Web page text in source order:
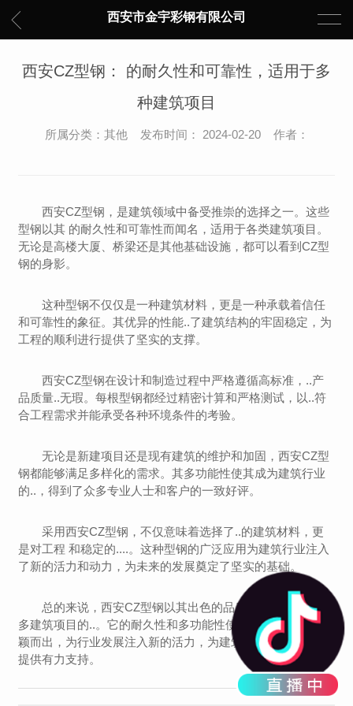
西安市金宇彩钢有限公司
西安CZ型钢： 的耐久性和可靠性，适用于多
种建筑项目
所属分类：其他 发布时间： 2024-02-20 作者：
西安CZ型钢，是建筑领域中备受推崇的选择之一。这些
型钢以其 的耐久性和可靠性而闻名，适用于各类建筑项目。
无论是高楼大厦、桥梁还是其他基础设施，都可以看到CZ型
钢的身影。
这种型钢不仅仅是一种建筑材料，更是一种承载着信任
和可靠性的象征。其优异的性能..了建筑结构的牢固稳定，为
工程的顺利进行提供了坚实的支撑。
西安CZ型钢在设计和制造过程中严格遵循高标准，..产
品质量..无瑕。每根型钢都经过精密计算和严格测试，以..符
合工程需求并能承受各种环境条件的考验。
无论是新建项目还是现有建筑的维护和加固，西安CZ型
钢都能够满足多样化的需求。其多功能性使其成为建筑行业
的..，得到了众多专业人士和客户的一致好评。
采用西安CZ型钢，不仅意味着选择了..的建筑材料，更
是对工程 和稳定的....。这种型钢的广泛应用为建筑行业注入
了新的活力和动力，为未来的发展奠定了坚实的基础。
总的来说，西安CZ型钢以其出色的品质和可靠性成为众
多建筑项目的..。它的耐久性和多功能性使其在建筑领域中脱
颖而出，为行业发展注入新的活力，为建筑工程的稳健推进
提供有力支持。